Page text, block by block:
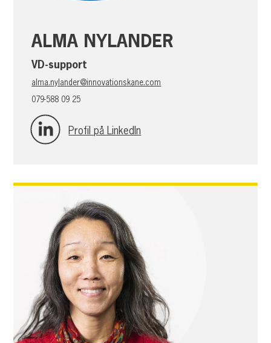
ALMA NYLANDER
VD-support
alma.nylander@innovationskane.com
079-588 09 25
Profil på LinkedIn